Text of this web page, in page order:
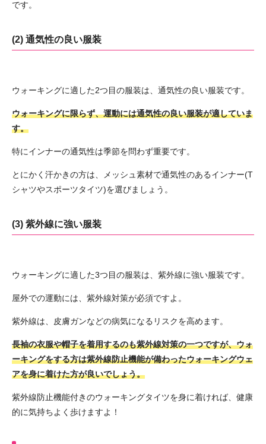
です。
(2) 通気性の良い服装
ウォーキングに適した2つ目の服装は、通気性の良い服装です。
ウォーキングに限らず、運動には通気性の良い服装が適していま
す。
特にインナーの通気性は季節を問わず重要です。
とにかく汗かきの方は、メッシュ素材で通気性のあるインナー(T
シャツやスポーツタイツ)を選びましょう。
(3) 紫外線に強い服装
ウォーキングに適した3つ目の服装は、紫外線に強い服装です。
屋外での運動には、紫外線対策が必須ですよ。
紫外線は、皮膚ガンなどの病気になるリスクを高めます。
長袖の衣服や帽子を着用するのも紫外線対策の一つですが、ウォ
ーキングをする方は紫外線防止機能が備わったウォーキングウェ
アを身に着けた方が良いでしょう。
紫外線防止機能付きのウォーキングタイツを身に着ければ、健康
的に気持ちよく歩けますよ！